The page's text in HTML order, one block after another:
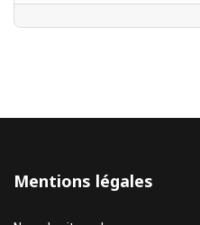
Mentions légales